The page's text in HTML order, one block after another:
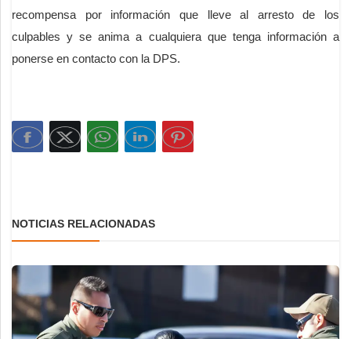
recompensa por información que lleve al arresto de los
culpables y se anima a cualquiera que tenga información a
ponerse en contacto con la DPS.
NOTICIAS RELACIONADAS